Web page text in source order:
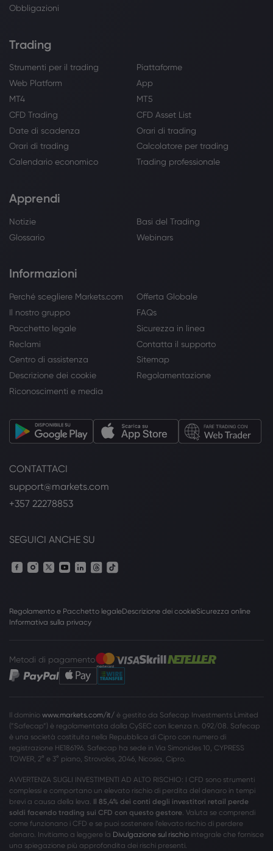
Obbligazioni
Trading
Strumenti per il trading
Piattaforme
Web Platform
App
MT4
MT5
CFD Trading
CFD Asset List
Date di scadenza
Orari di trading
Orari di trading
Calcolatore per trading
Calendario economico
Trading professionale
Apprendi
Notizie
Basi del Trading
Glossario
Webinars
Informazioni
Perché scegliere Markets.com
Offerta Globale
Il nostro gruppo
FAQs
Pacchetto legale
Sicurezza in linea
Reclami
Contatta il supporto
Centro di assistenza
Sitemap
Descrizione dei cookie
Regolamentazione
Riconoscimenti e media
CONTATTACI
support@markets.com
+357 22278853
SEGUICI ANCHE SU
Regolamento e Pacchetto legaleDescrizione dei cookieSicurezza online
Informativa sulla privacy
Metodi di pagamento
Il dominio www.markets.com/it/ è gestito da Safecap Investments Limited
(”Safecap”) è regolamentata dalla CySEC con licenza n. 092/08. Safecap
è una società costituita nella Repubblica di Cipro con numero di
registrazione HE186196. Safecap ha sede in Via Simonides 10, CYPRESS
TOWER, 2° e 3° piano, Strovolos, 2046, Nicosia, Cipro.
AVVERTENZA SUGLI INVESTIMENTI AD ALTO RISCHIO: I CFD sono strumenti
complessi e comportano un elevato rischio di perdita del denaro in tempi
brevi a causa della leva. Il 85,4% dei conti degli investitori retail perde
soldi facendo trading sui CFD con questo gestore . Valuta se comprendi
come funzionano i CFD e se puoi sostenere l’elevato rischio di perdere
denaro. Invitiamo a leggere la Divulgazione sul rischio integrale che fornisce
una spiegazione più approfondita dei rischi presenti.